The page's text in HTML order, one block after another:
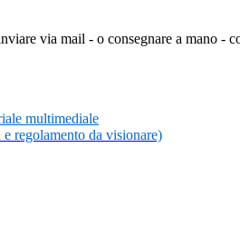
via mail - o consegnare a mano -
multimediale
regolamento da visionare)